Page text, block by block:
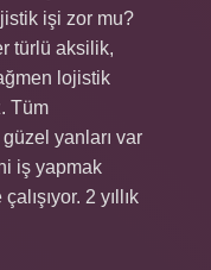
işi zor mu?
türlü aksilik,
lojistik
Tüm
yanları var
iş yapmak
2 yıllık